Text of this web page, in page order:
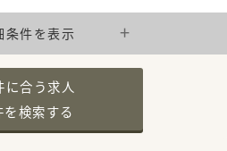
条件を表示
に合う求人
を検索する